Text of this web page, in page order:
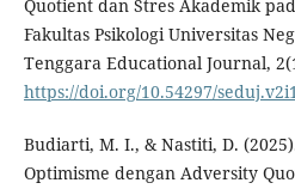
Quotient dan Stres Akademik
Fakultas Psikologi Universitas
Tenggara Educational Journal,
https://doi.org/10.54297/
Budiarti, M. I., & Nastiti, D.
Optimisme dengan Adversity